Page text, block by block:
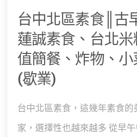
台中北區素食║古
蓮誠素食、台北
值簡餐、炸物、
(歇業)
台中北區素食，這幾年素食的
家，選擇性也越來越多 從早